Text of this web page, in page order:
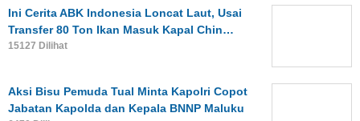
Ini Cerita ABK Indonesia Loncat Laut, Usai
Transfer 80 Ton Ikan Masuk Kapal Chin…
15127 Dilihat
Aksi Bisu Pemuda Tual Minta Kapolri Copot
Jabatan Kapolda dan Kepala BNNP Maluku